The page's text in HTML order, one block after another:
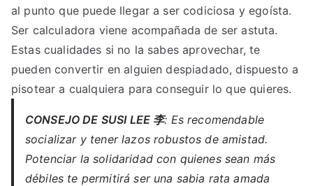
al punto que puede llegar a ser codiciosa y egoísta.
Ser calculadora viene acompañada de ser astuta.
Estas cualidades si no la sabes aprovechar, te
pueden convertir en alguien despiadado, dispuesto a
pisotear a cualquiera para conseguir lo que quieres.
CONSEJO DE SUSI LEE 李: Es recomendable
socializar y tener lazos robustos de amistad.
Potenciar la solidaridad con quienes sean más
débiles te permitirá ser una sabia rata amada